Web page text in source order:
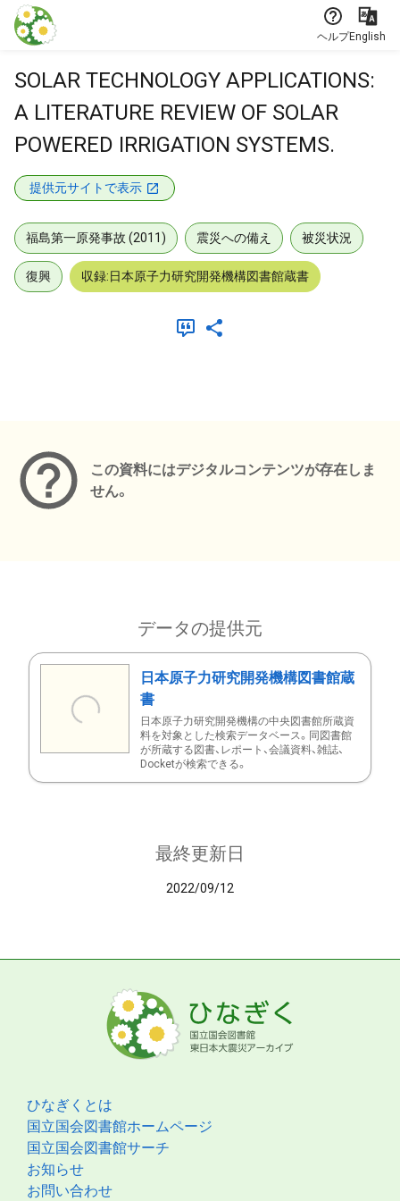
本文に飛ぶ
ヘルプEnglish
SOLAR TECHNOLOGY APPLICATIONS:
A LITERATURE REVIEW OF SOLAR
POWERED IRRIGATION SYSTEMS.
提供元サイトで表示
福島第一原発事故 (2011) 震災への備え 被災状況
復興 収録:日本原子力研究開発機構図書館蔵書
この資料にはデジタルコンテンツが存在しま
せん。
データの提供元
日本原子力研究開発機構図書館蔵
書
日本原子力研究開発機構の中央図書館所蔵資
料を対象とした検索データベース。同図書館
が所蔵する図書、レポート、会議資料、雑誌、
Docketが検索できる。
最終更新日
2022/09/12
ひなぎくとは
国立国会図書館ホームページ
国立国会図書館サーチ
お知らせ
お問い合わせ